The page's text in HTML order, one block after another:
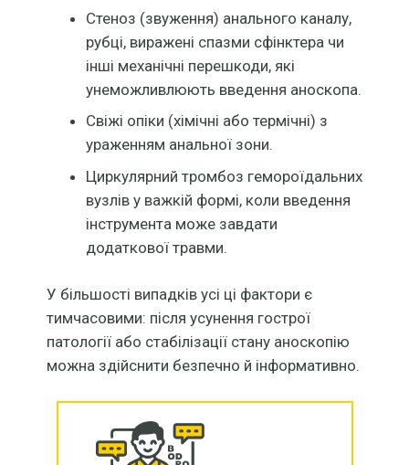
Стеноз (звуження) анального каналу,
рубці, виражені спазми сфінктера чи
інші механічні перешкоди, які
унеможливлюють введення аноскопа.
Свіжі опіки (хімічні або термічні) з
ураженням анальної зони.
Циркулярний тромбоз гемороїдальних
вузлів у важкій формі, коли введення
інструмента може завдати
додаткової травми.
У більшості випадків усі ці фактори є
тимчасовими: після усунення гострої
патології або стабілізації стану аноскопію
можна здійснити безпечно й інформативно.